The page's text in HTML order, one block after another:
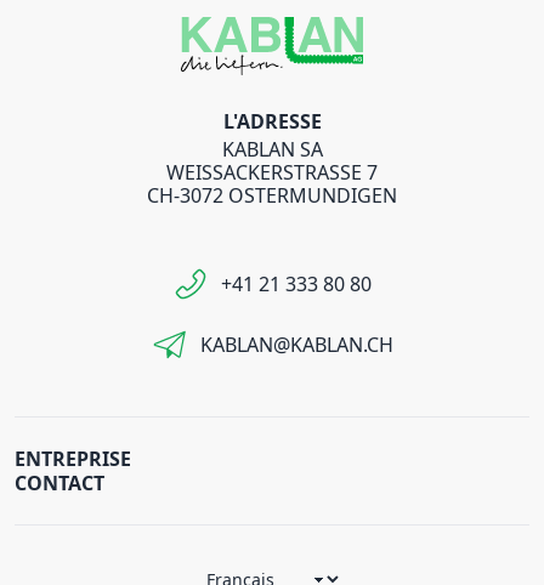
L'ADRESSE
KABLAN SA
WEISSACKERSTRASSE 7
CH-3072 OSTERMUNDIGEN
+41 21 333 80 80
KABLAN@KABLAN.CH
ENTREPRISE
CONTACT